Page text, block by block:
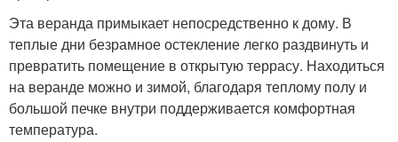
Эта веранда примыкает непосредственно к дому. В
теплые дни безрамное остекление легко раздвинуть и
превратить помещение в открытую террасу. Находиться
на веранде можно и зимой, благодаря теплому полу и
большой печке внутри поддерживается комфортная
температура.